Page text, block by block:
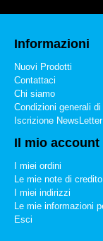
Informazioni
Nuovi Prodotti
Contattaci
Chi siamo
Condizioni generali
Iscrizione NewsLetter
Il mio account
I miei ordini
Le mie note di credito
I miei indirizzi
Le mie informazioni
Esci